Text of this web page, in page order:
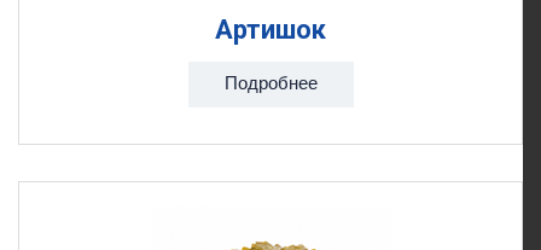
Артишок
Подробнее